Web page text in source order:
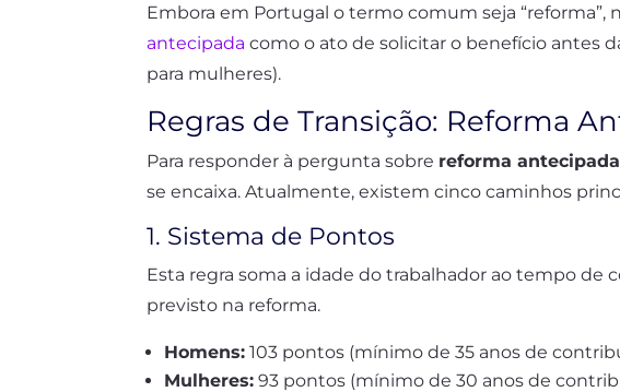
Embora em Portugal o termo comum seja “reforma”,
antecipada como o ato de solicitar o benefício antes
para mulheres).
Regras de Transição: Reforma
Para responder à pergunta sobre reforma
se encaixa. Atualmente, existem cinco caminhos
1. Sistema de Pontos
Esta regra soma a idade do trabalhador ao tempo
previsto na reforma.
Homens: 103 pontos (mínimo de 35 anos de
Mulheres: 93 pontos (mínimo de 30 anos de